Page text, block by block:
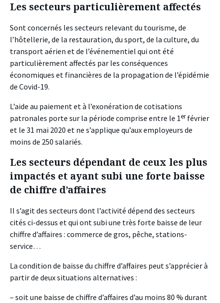
Les secteurs particulièrement affectés
Sont concernés les secteurs relevant du tourisme, de
l’hôtellerie, de la restauration, du sport, de la culture, du
transport aérien et de l’événementiel qui ont été
particulièrement affectés par les conséquences
économiques et financières de la propagation de l’épidémie
de Covid-19.
L’aide au paiement et à l’exonération de cotisations
patronales porte sur la période comprise entre le 1erfévrier
et le 31 mai 2020 et ne s’applique qu’aux employeurs de
moins de 250 salariés.
Les secteurs dépendant de ceux les plus
impactés et ayant subi une forte baisse
de chiffre d’affaires
Il s’agit des secteurs dont l’activité dépend des secteurs
cités ci-dessus et qui ont subi une très forte baisse de leur
chiffre d’affaires : commerce de gros, pêche, stations-
service…
La condition de baisse du chiffre d’affaires peut s’apprécier à
partir de deux situations alternatives :
– soit une baisse de chiffre d’affaires d’au moins 80 % durant